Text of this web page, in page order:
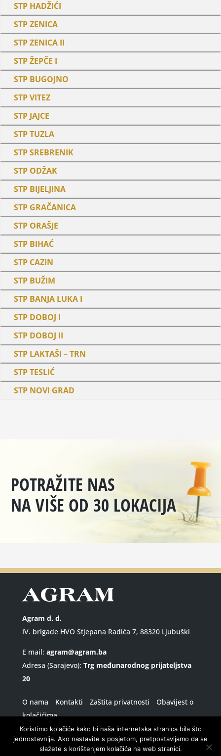
STP HADŽIĆI
STP ZENICA
STP ZENICA II
STP ŽEPČE I
STP BUGOJNO
STP VITEZ
STP JAJCE
STP TUZLA
STP SREBRENIK
STP ODŽAK
STP BIJELJINA
STP GRAČANICA
STP ORAŠJE
STP BIHAĆ
STP CAZIN
STP BUŽIM
STP BANJA LUKA I
STP DOBOJ I
STP DOBOJ II
STP LAKTAŠI – TRN
STP TESLIĆ
STP NOVI GRAD
POTRAŽITE NAS
NA VIŠE OD 30 LOKACIJA
Agram d. d.
IV. brigade HVO Stjepana Radića 7, 88320 Ljubuški
E mail: agram@agram.ba
Adresa (Sarajevo): Trg međunarodnog prijateljstva
20
O nama Kontakti Zaštita privatnosti
Obavijest o
kolačićima
© 2026. Sva prava pridržana.
Koristimo kolačiće kako bi naša internetska stranica bila što
jednostavnija. Ako nastavite s posjetom, pretpostavljamo da se
slažete s korištenjem kolačića na web stranici.